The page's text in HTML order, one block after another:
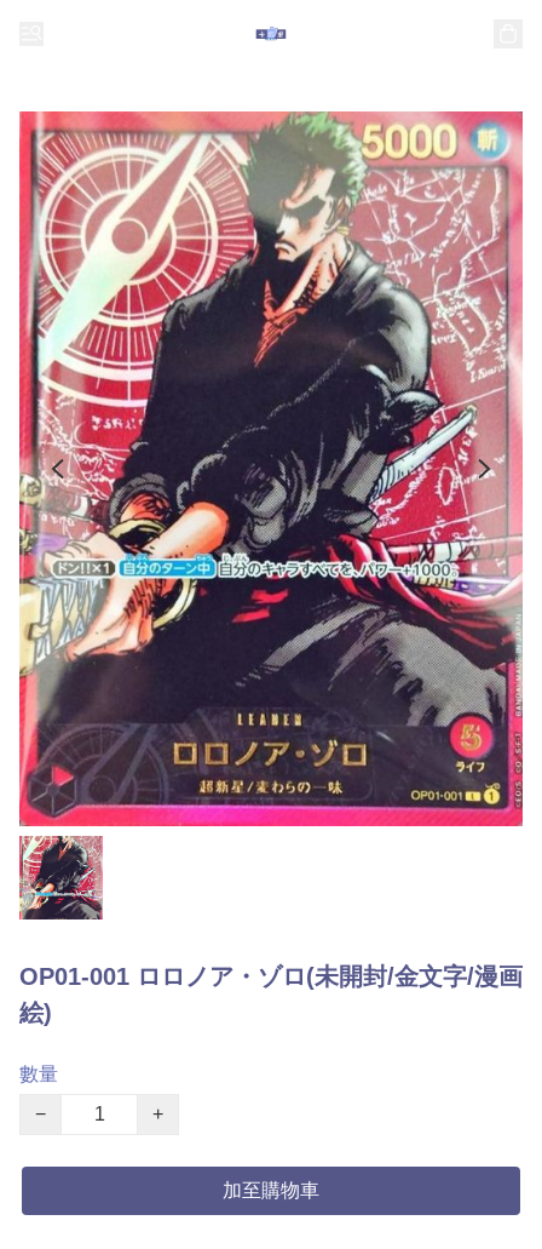
OP01-001 ロロノア・ゾロ(未開封/金文字/漫画
絵)
數量
−
+
加至購物車